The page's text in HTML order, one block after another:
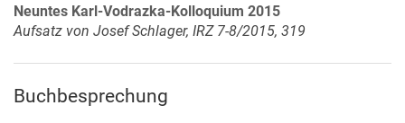
Neuntes Karl-Vodrazka-Kolloquium 2015
Aufsatz von Josef Schlager, IRZ 7-8/2015, 319
Buchbesprechung